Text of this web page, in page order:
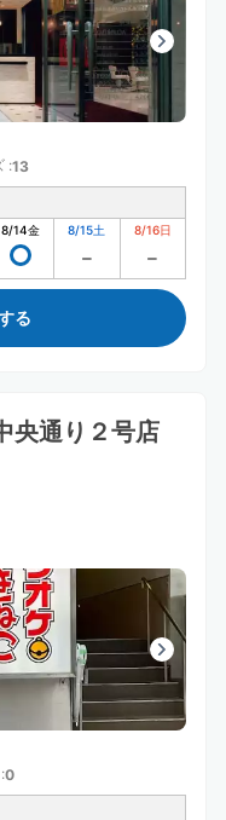
:13
8/14金 8/15土 8/16日
る
央通り２号店
:0